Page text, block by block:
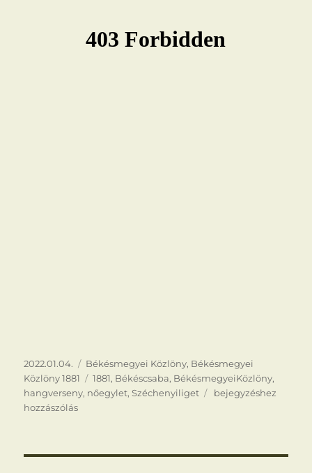
Közzétéve
2022.01.04. Kategória
Békésmegyei Közlöny, Békésmegyei
Közlöny 1881
Címke
1881, Békéscsaba, BékésmegyeiKözlöny,
hangverseny, nőegylet,Széchenyiliget Hangverseny
bejegyzéshez
hozzászólás